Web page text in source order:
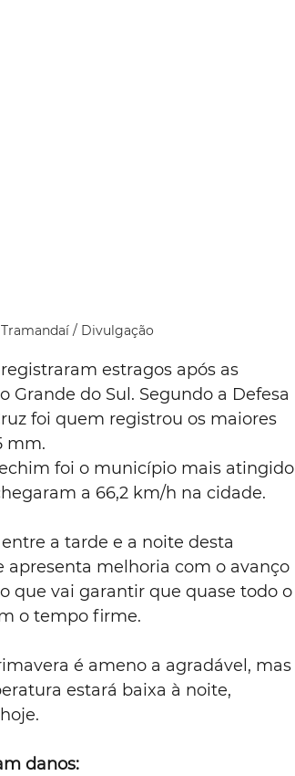
/ Divulgação
estragos após as
Grande do Sul. Segundo a Defesa
foi quem registrou os maiores
mm.
foi o município mais atingido
a 66,2 km/h na cidade.
a tarde e a noite desta
melhoria com o avanço
que vai garantir que quase todo o
o tempo firme.
é ameno a agradável, mas
estará baixa à noite,
danos: